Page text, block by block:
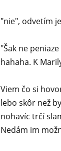
"nie", odvetím
"Šak ne
hahaha. K
Viem čo si
lebo skôr než
nohavíc trčí
Nedám im